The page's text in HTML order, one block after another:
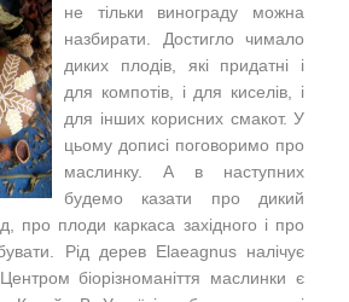
не тільки винограду можна
назбирати. Достигло чимало
диких плодів, які придатні і
для компотів, і для киселів, і
для інших корисних смакот. У
цьому дописі поговоримо про
маслинку. А в наступних
будемо казати про дикий
про плоди каркаса західного і про
Рід дерев Elaeagnus налічує
біорізноманіття маслинки є